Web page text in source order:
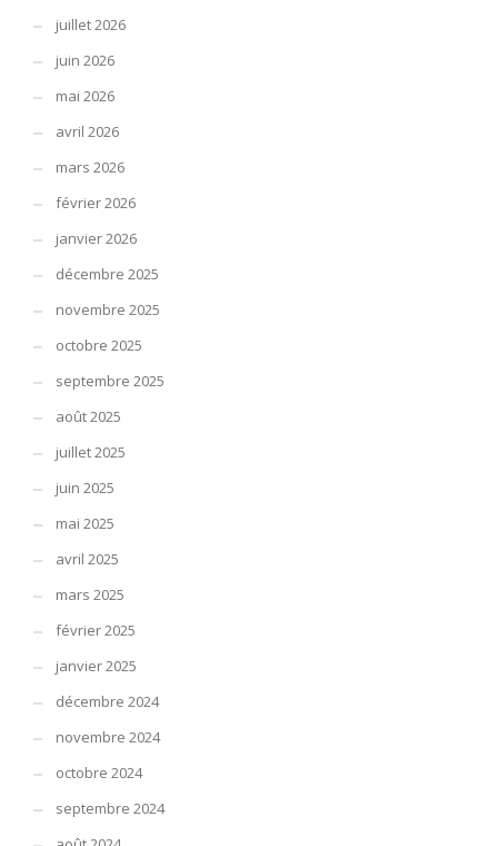
juillet 2026
juin 2026
mai 2026
avril 2026
mars 2026
février 2026
janvier 2026
décembre 2025
novembre 2025
octobre 2025
septembre 2025
août 2025
juillet 2025
juin 2025
mai 2025
avril 2025
mars 2025
février 2025
janvier 2025
décembre 2024
novembre 2024
octobre 2024
septembre 2024